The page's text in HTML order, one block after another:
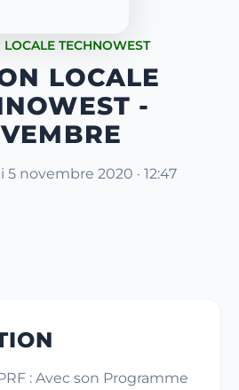
TECHNOWEST
LOCALE
-
novembre 2020 · 12:47
: Avec son Programme